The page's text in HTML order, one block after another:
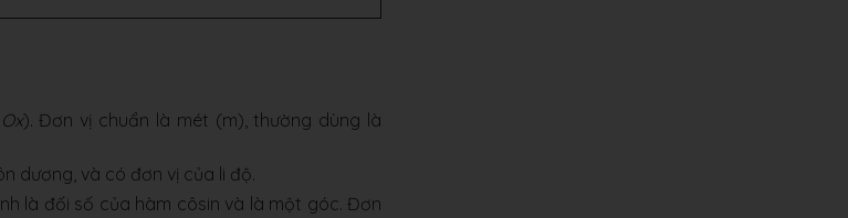
Ox). Đơn vị chuẩn là mét (m), thường dùng là
dương, và có đơn vị của li độ.
là đối số của hàm côsin và là một góc. Đơn